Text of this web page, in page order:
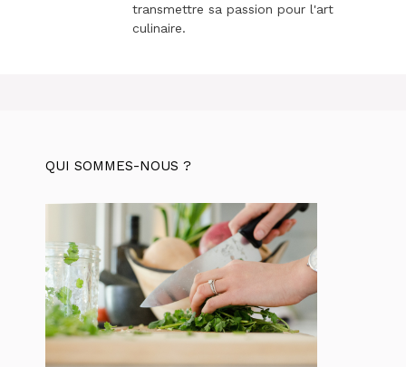
transmettre sa passion pour l'art
culinaire.
QUI SOMMES-NOUS ?